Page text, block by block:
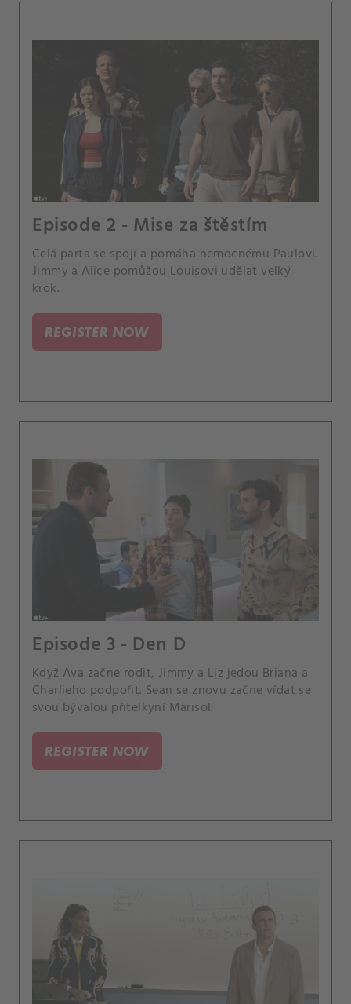
Episode 2 - Mise za štěstím
Celá parta se spojí a pomáhá nemocnému Paulovi.
Jimmy a Alice pomůžou Louisovi udělat velký
krok.
REGISTER NOW
Episode 3 - Den D
Když Ava začne rodit, Jimmy a Liz jedou Briana a
Charlieho podpořit. Sean se znovu začne vídat se
svou bývalou přítelkyní Marisol.
REGISTER NOW